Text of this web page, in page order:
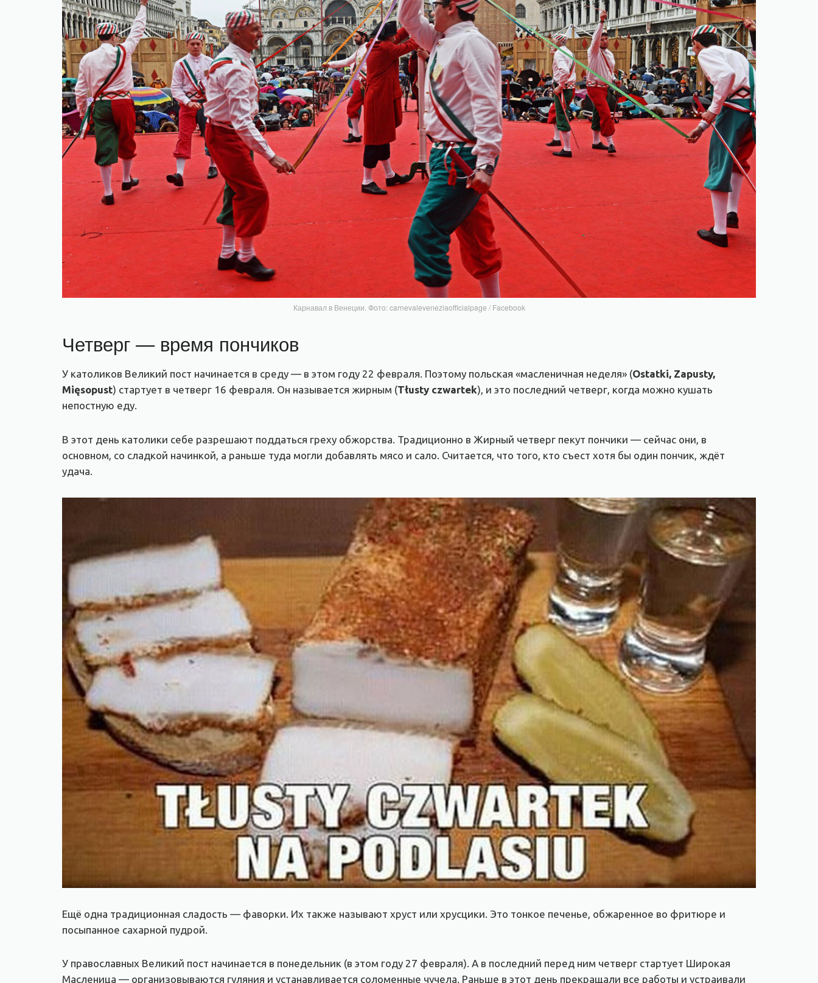
Карнавал в Венеции. Фото: carnevaleveneziaofficialpage / Facebook
Четверг — время пончиков
У католиков Великий пост начинается в среду — в этом году 22 февраля. Поэтому польская «масленичная неделя» (Ostatki, Zapusty,
Mięsopust) стартует в четверг 16 февраля. Он называется жирным (Tłusty czwartek), и это последний четверг, когда можно кушать
непостную еду.
В этот день католики себе разрешают поддаться греху обжорства. Традиционно в Жирный четверг пекут пончики — сейчас они, в
основном, со сладкой начинкой, а раньше туда могли добавлять мясо и сало. Считается, что того, кто съест хотя бы один пончик, ждёт
удача.
Ещё одна традиционная сладость — фаворки. Их также называют хруст или хрусцики. Это тонкое печенье, обжаренное во фритюре и
посыпанное сахарной пудрой.
У православных Великий пост начинается в понедельник (в этом году 27 февраля). А в последний перед ним четверг стартует Широкая
Масленица — организовываются гуляния и устанавливается соломенные чучела. Раньше в этот день прекращали все работы и устраивали